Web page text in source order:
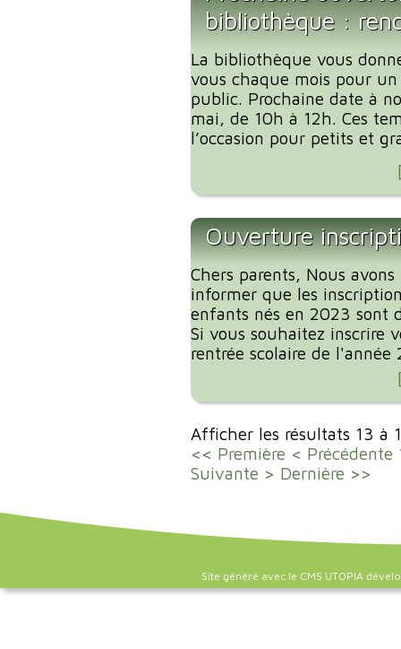
bibliothèque :
La bibliothèque vous
vous chaque mois pour
public. Prochaine date à
mai, de 10h à 12h. Ces
l’occasion pour petits et
Ouverture
Chers parents, Nous
informer que les
enfants nés en 2023 sont
Si vous souhaitez inscrire
rentrée scolaire de
Afficher les résultats 13 à
<< Première < Précédente
Suivante > Dernière >>
Site généré avec le CMS UTOPIA